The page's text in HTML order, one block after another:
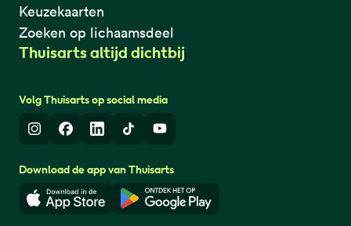
Keuzekaarten
Zoeken op lichaamsdeel
Thuisarts altijd dichtbij
Volg Thuisarts op social media
InstagramFacebook
LinkedInTikTokYoutube
Download de app van Thuisarts
Download in de App StoreDownload in de Google Play